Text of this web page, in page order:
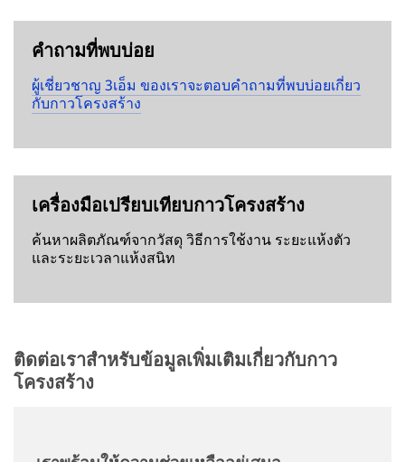
คำถามที่พบบ่อย
ผู้เชี่ยวชาญ 3เอ็ม ของเราจะตอบคำถามที่พบบ่อยเกี่ยว
กับกาวโครงสร้าง
เครื่องมือเปรียบเทียบกาวโครงสร้าง
ค้นหาผลิตภัณฑ์จากวัสดุ วิธีการใช้งาน ระยะแห้งตัว
และระยะเวลาแห้งสนิท
ติดต่อเราสำหรับข้อมูลเพิ่มเติมเกี่ยวกับกาว
โครงสร้าง